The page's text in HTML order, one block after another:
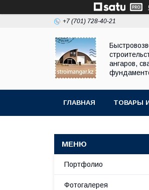
+7 (701) 728-40-21
ангаров,
ГЛАВНАЯ ТОВАРЫ
Портфолио
Фотогалерея